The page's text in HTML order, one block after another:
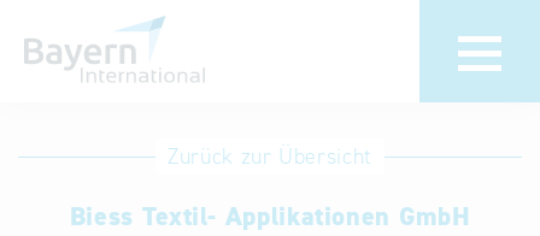
Anmeldung
Unternehmen
Eintrag
löschen
Zurück zur Übersicht
Biess Textil- Applikationen GmbH